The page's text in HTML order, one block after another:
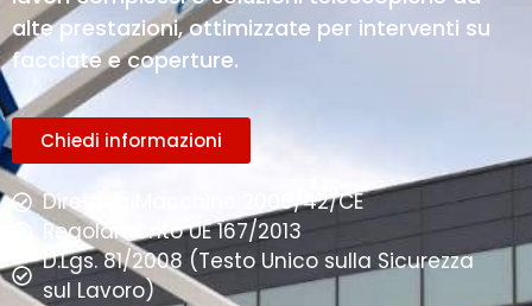
alte prestazioni, ottimizzate per interventi su
facciate e coperture.
Chiedi informazioni
Direttiva Macchine 2006/42/CE
Regolamento UE 167/2013
D.Lgs. 81/2008 (Testo Unico sulla Sicurezza
sul Lavoro)